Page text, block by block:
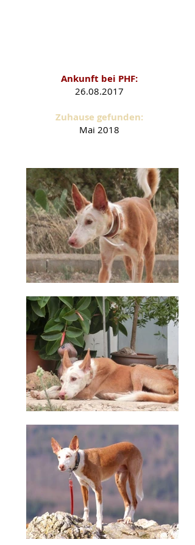
Ankunft bei PHF:
26.08.2017
Zuhause gefunden:
Mai 2018